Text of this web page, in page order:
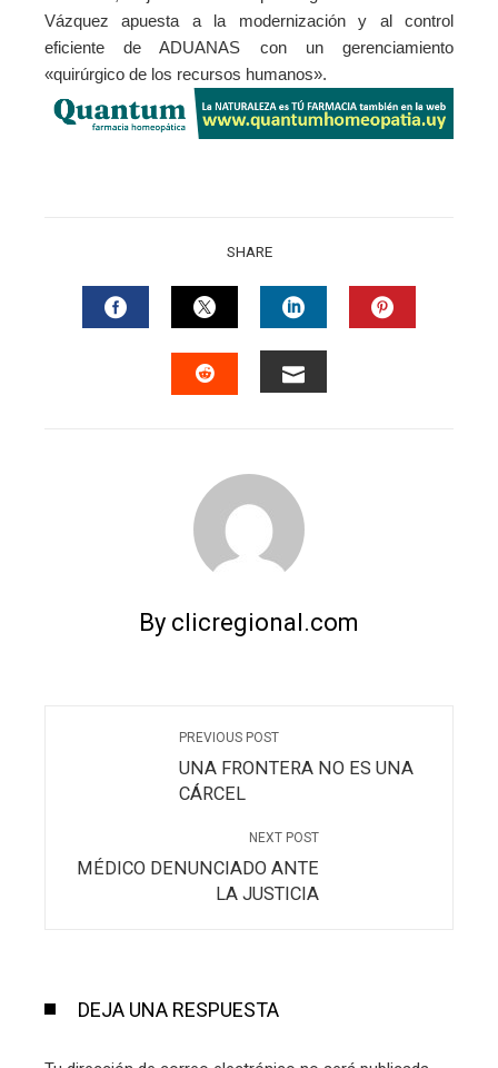
Vázquez apuesta a la modernización y al control
eficiente de ADUANAS con un gerenciamiento
«quirúrgico de los recursos humanos».
SHARE
FACEBOOKTWITTERLINKEDIN
By clicregional.com
PREVIOUS POST
UNA FRONTERA NO ES UNA
CÁRCEL
NEXT POST
MÉDICO DENUNCIADO ANTE
LA JUSTICIA
DEJA UNA RESPUESTA